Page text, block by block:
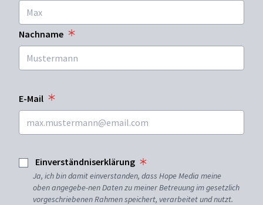
Nachname
E-Mail
Einverständniserklärung
Ja, ich bin damit einverstanden, dass Hope Media meine
oben angegebe-nen Daten zu meiner Betreuung im gesetzlich
vorgeschriebenen Rahmen speichert, verarbeitet und nutzt.